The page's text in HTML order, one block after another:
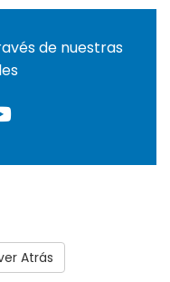
de nuestras
Atrás